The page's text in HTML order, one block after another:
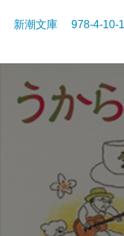
新潮文庫 978-4-